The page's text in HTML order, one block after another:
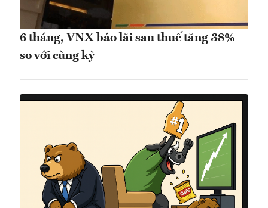
6 tháng, VNX báo lãi sau thuế tăng 38%
so với cùng kỳ